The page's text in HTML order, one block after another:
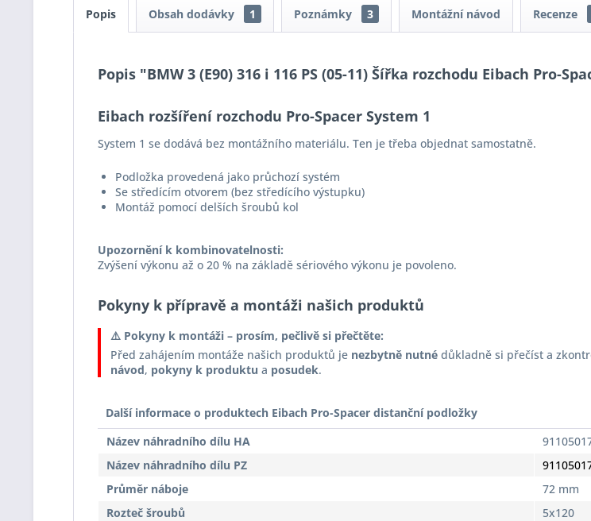
Popis Obsah dodávky 1 Poznámky 3 Montážní návod Recenze
Popis "BMW 3 (E90) 316 i 116 PS (05-11) Šířka rozchodu Eibach Pro-
Eibach rozšíření rozchodu Pro-Spacer System 1
System 1 se dodává bez montážního materiálu. Ten je třeba objednat samostatně.
Podložka provedená jako průchozí systém
Se středícím otvorem (bez středícího výstupku)
Montáž pomocí delších šroubů kol
Upozornění k kombinovatelnosti:
Zvýšení výkonu až o 20 % na základě sériového výkonu je povoleno.
Pokyny k přípravě a montáži našich produktů
⚠️ Pokyny k montáži – prosím, pečlivě si přečtěte:
Před zahájením montáže našich produktů je nezbytně nutné důkladně si přečíst a
návod, pokyny k produktu a posudek.
Další informace o produktech Eibach Pro-Spacer distanční podložky
Název náhradního dílu HA
Název náhradního dílu PZ
Průměr náboje
72 mm
Rozteč šroubů
5x120